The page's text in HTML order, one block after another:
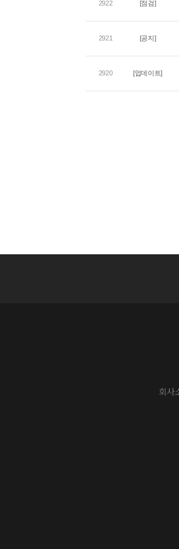
2922 [점검]
2921 [공지]
2920 [업데이트]
회사